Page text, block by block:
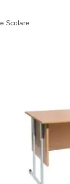
Scolare